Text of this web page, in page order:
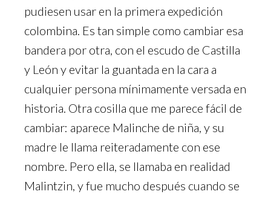
pudiesen usar en la primera expedición
colombina. Es tan simple como cambiar esa
bandera por otra, con el escudo de Castilla
y León y evitar la guantada en la cara a
cualquier persona mínimamente versada en
historia. Otra cosilla que me parece fácil de
cambiar: aparece Malinche de niña, y su
madre le llama reiteradamente con ese
nombre. Pero ella, se llamaba en realidad
Malintzin, y fue mucho después cuando se